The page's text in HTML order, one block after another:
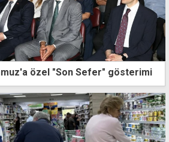
özel "Son Sefer" gösterimi